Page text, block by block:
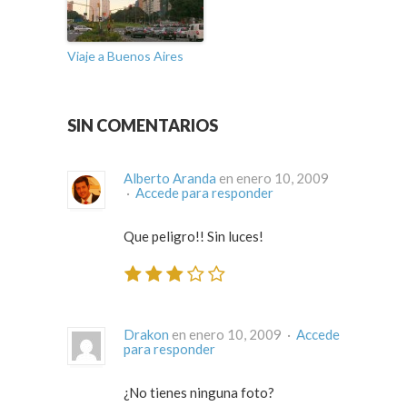
Viaje a Buenos Aires
SIN COMENTARIOS
Alberto Aranda en enero 10, 2009
· Accede para responder
Que peligro!! Sin luces!
Drakon en enero 10, 2009 · Accede
para responder
¿No tienes ninguna foto?